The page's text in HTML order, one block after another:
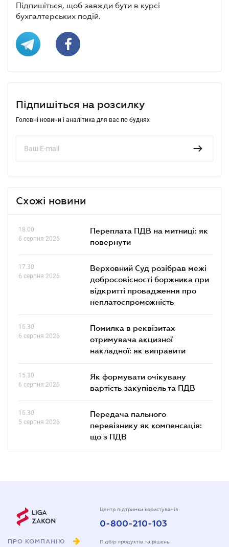
Підпишіться, щоб завжди бути в курсі
бухгалтерських подій.
Підпишіться на розсилку
Головні новини і аналітика для вас по буднях
Схожі новини
18.00
6 серпня 2026
Переплата ПДВ на митниці: як
повернути
17.30
6 серпня 2026
Верховний Суд розібрав межі
добросовісності боржника при
відкритті провадження про
неплатоспроможність
16.30
6 серпня 2026
Помилка в реквізитах
отримувача акцизної
накладної: як виправити
15.30
6 серпня 2026
Як формувати очікувану
вартість закупівель та ПДВ
16.30
5 серпня 2026
Передача пального
перевізнику як компенсація:
що з ПДВ
ПРО КОМПАНІЮ
Центр підтримки користувачів
0-800-210-103
Підбір продуктів та рішень